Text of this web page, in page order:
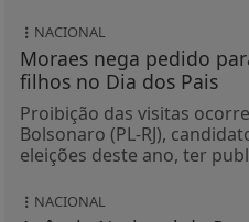
NACIONAL
Moraes nega pedido
filhos no Dia dos Pais
Proibição das visitas
Bolsonaro (PL-RJ),
eleições deste ano, ter
NACIONAL